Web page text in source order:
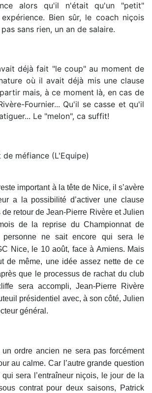
alors qu'il n'était qu'un "petit"
Bien sûr, le coach niçois
sans rien, un an de salaire.
déjà fait "le coup" au moment de
où il avait déjà mis une clause
mais, à ce moment là, en cas de
Fournier... Qu'il se casse et qu'il
Le "melon", ca suffit!
méfiance (L'Equipe)
important à la tête de Nice, il s’avère
a la possibilité d’activer une clause
de retour de Jean-Pierre Rivère et Julien
de la reprise du Championnat de
ne sait encore qui sera le
Nice, le 10 août, face à Amiens. Mais
de même, une idée assez nette de ce
que le processus de rachat du club
sera accompli, Jean-Pierre Rivère
présidentiel avec, à son côté, Julien
général.
ordre ancien ne sera pas forcément
au calme. Car l’autre grande question
sera l’entraîneur niçois, le jour de la
contrat pour deux saisons, Patrick